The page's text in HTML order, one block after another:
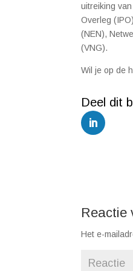
uitreiking
Overleg
(NEN),
(VNG).
Wil je op de
Reactie
Het e-